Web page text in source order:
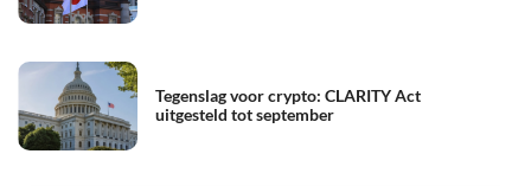
Tegenslag voor crypto: CLARITY Act
uitgesteld tot september